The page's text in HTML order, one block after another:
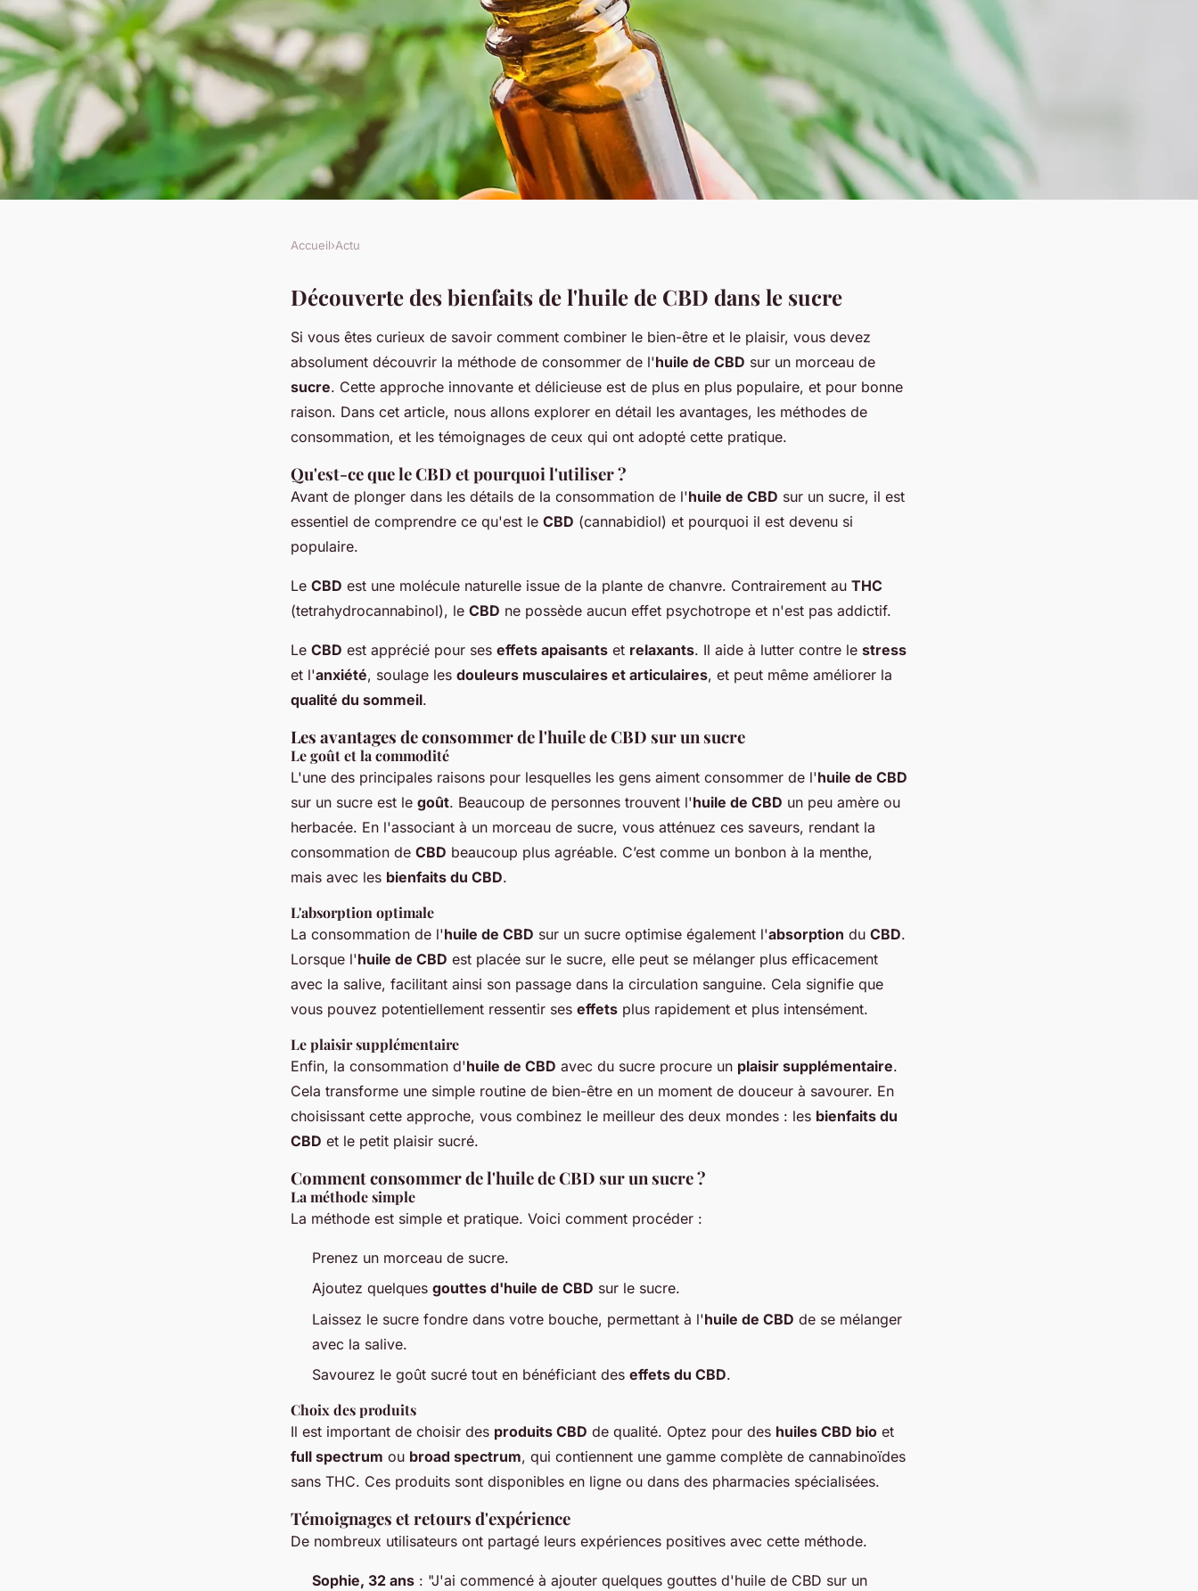
Découverte des bienfaits de l'huile de
chanvre dans le sucre
Accueil›Actu
Découverte des bienfaits de l'huile de CBD dans le sucre
Si vous êtes curieux de savoir comment combiner le bien-être et le plaisir, vous devez
absolument découvrir la méthode de consommer de l'huile de CBD sur un morceau de
sucre. Cette approche innovante et délicieuse est de plus en plus populaire, et pour bonne
raison. Dans cet article, nous allons explorer en détail les avantages, les méthodes de
consommation, et les témoignages de ceux qui ont adopté cette pratique.
Qu'est-ce que le CBD et pourquoi l'utiliser ?
Avant de plonger dans les détails de la consommation de l'huile de CBD sur un sucre, il est
essentiel de comprendre ce qu'est le CBD (cannabidiol) et pourquoi il est devenu si
populaire.
Le CBD est une molécule naturelle issue de la plante de chanvre. Contrairement au THC
(tetrahydrocannabinol), le CBD ne possède aucun effet psychotrope et n'est pas addictif.
Le CBD est apprécié pour ses effets apaisants et relaxants. Il aide à lutter contre le stress
et l'anxiété, soulage les douleurs musculaires et articulaires, et peut même améliorer la
qualité du sommeil.
Les avantages de consommer de l'huile de CBD sur un sucre
Le goût et la commodité
L'une des principales raisons pour lesquelles les gens aiment consommer de l'huile de CBD
sur un sucre est le goût. Beaucoup de personnes trouvent l'huile de CBD un peu amère ou
herbacée. En l'associant à un morceau de sucre, vous atténuez ces saveurs, rendant la
consommation de CBD beaucoup plus agréable. C’est comme un bonbon à la menthe,
mais avec les bienfaits du CBD.
L'absorption optimale
La consommation de l'huile de CBD sur un sucre optimise également l'absorption du CBD.
Lorsque l'huile de CBD est placée sur le sucre, elle peut se mélanger plus efficacement
avec la salive, facilitant ainsi son passage dans la circulation sanguine. Cela signifie que
vous pouvez potentiellement ressentir ses effets plus rapidement et plus intensément.
Le plaisir supplémentaire
Enfin, la consommation d'huile de CBD avec du sucre procure un plaisir supplémentaire.
Cela transforme une simple routine de bien-être en un moment de douceur à savourer. En
choisissant cette approche, vous combinez le meilleur des deux mondes : les bienfaits du
CBD et le petit plaisir sucré.
Comment consommer de l'huile de CBD sur un sucre ?
La méthode simple
La méthode est simple et pratique. Voici comment procéder :
Prenez un morceau de sucre.
Ajoutez quelques gouttes d'huile de CBD sur le sucre.
Laissez le sucre fondre dans votre bouche, permettant à l'huile de CBD de se mélanger
avec la salive.
Savourez le goût sucré tout en bénéficiant des effets du CBD.
Choix des produits
Il est important de choisir des produits CBD de qualité. Optez pour des huiles CBD bio et
full spectrum ou broad spectrum, qui contiennent une gamme complète de cannabinoïdes
sans THC. Ces produits sont disponibles en ligne ou dans des pharmacies spécialisées.
Témoignages et retours d'expérience
De nombreux utilisateurs ont partagé leurs expériences positives avec cette méthode.
Sophie, 32 ans : "J'ai commencé à ajouter quelques gouttes d'huile de CBD sur un